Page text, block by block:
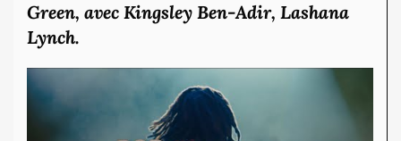
Green, avec Kingsley Ben-Adir, Lashana
Lynch.